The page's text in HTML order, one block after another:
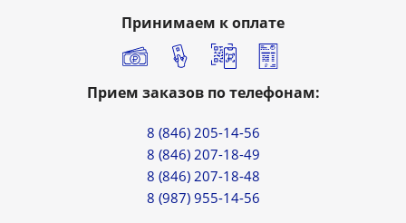
Принимаем к оплате
Прием заказов по телефонам:
8 (846) 205-14-56
8 (846) 207-18-49
8 (846) 207-18-48
8 (987) 955-14-56